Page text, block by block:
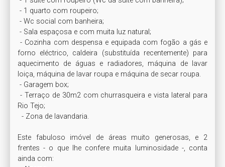
- Cozinha com despensa e equipada com fogão a gás e
forno eléctrico, caldeira (substituída recentemente) para
aquecimento de águas e radiadores, máquina de lavar
loiça, máquina de lavar roupa e máquina de secar roupa.
Rio Tejo;
Este fabuloso imóvel de áreas muito generosas, e 2
frentes - o que lhe confere muita luminosidade -, conta
ainda com: